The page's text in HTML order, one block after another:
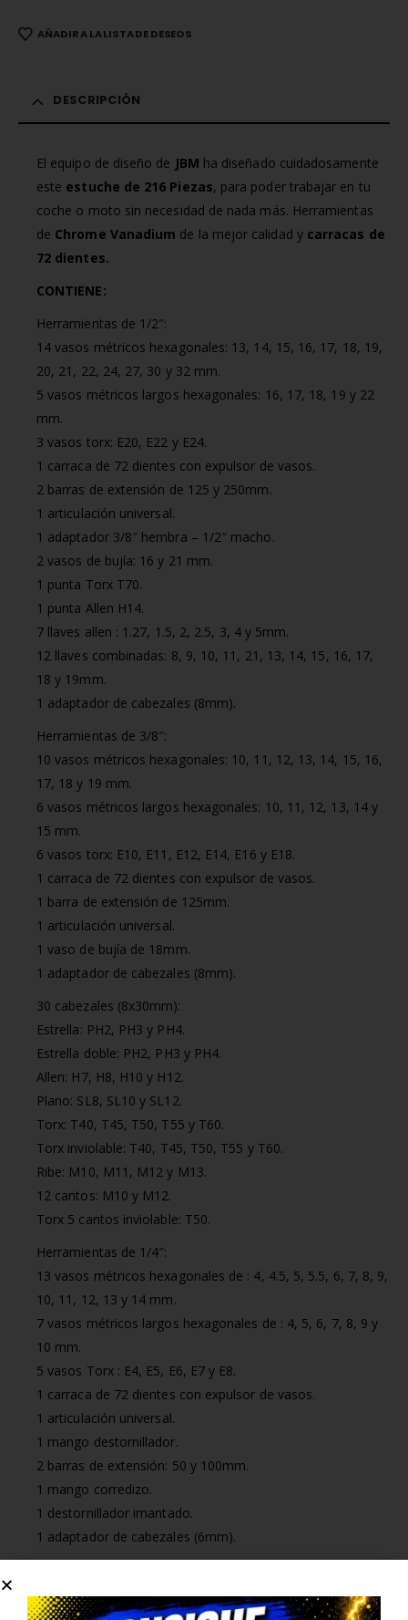
AÑADIR A LA LISTA DE DESEOS
DESCRIPCIÓN
El equipo de diseño de JBM ha diseñado cuidadosamente
este estuche de 216 Piezas, para poder trabajar en tu
coche o moto sin necesidad de nada más. Herramientas
de Chrome Vanadium de la mejor calidad y carracas de
72 dientes.
CONTIENE:
Herramientas de 1/2″:
14 vasos métricos hexagonales: 13, 14, 15, 16, 17, 18, 19,
20, 21, 22, 24, 27, 30 y 32 mm.
5 vasos métricos largos hexagonales: 16, 17, 18, 19 y 22
mm.
3 vasos torx: E20, E22 y E24.
1 carraca de 72 dientes con expulsor de vasos.
2 barras de extensión de 125 y 250mm.
1 articulación universal.
1 adaptador 3/8″ hembra – 1/2″ macho.
2 vasos de bujía: 16 y 21 mm.
1 punta Torx T70.
1 punta Allen H14.
7 llaves allen : 1.27, 1.5, 2, 2.5, 3, 4 y 5mm.
12 llaves combinadas: 8, 9, 10, 11, 21, 13, 14, 15, 16, 17,
18 y 19mm.
1 adaptador de cabezales (8mm).
Herramientas de 3/8″:
10 vasos métricos hexagonales: 10, 11, 12, 13, 14, 15, 16,
17, 18 y 19 mm.
6 vasos métricos largos hexagonales: 10, 11, 12, 13, 14 y
15 mm.
6 vasos torx: E10, E11, E12, E14, E16 y E18.
1 carraca de 72 dientes con expulsor de vasos.
1 barra de extensión de 125mm.
1 articulación universal.
1 vaso de bujía de 18mm.
1 adaptador de cabezales (8mm).
30 cabezales (8x30mm):
Estrella: PH2, PH3 y PH4.
Estrella doble: PH2, PH3 y PH4.
Allen: H7, H8, H10 y H12.
Plano: SL8, SL10 y SL12.
Torx: T40, T45, T50, T55 y T60.
Torx inviolable: T40, T45, T50, T55 y T60.
Ribe: M10, M11, M12 y M13.
12 cantos: M10 y M12.
Torx 5 cantos inviolable: T50.
Herramientas de 1/4″:
13 vasos métricos hexagonales de : 4, 4.5, 5, 5.5, 6, 7, 8, 9,
10, 11, 12, 13 y 14 mm.
7 vasos métricos largos hexagonales de : 4, 5, 6, 7, 8, 9 y
10 mm.
5 vasos Torx : E4, E5, E6, E7 y E8.
1 carraca de 72 dientes con expulsor de vasos.
1 articulación universal.
1 mango destornillador.
2 barras de extensión: 50 y 100mm.
1 mango corredizo.
1 destornillador imantado.
1 adaptador de cabezales (6mm).
Estrella: PH0, PH1, PH2.